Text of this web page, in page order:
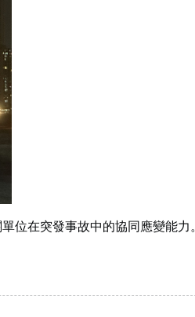
位在突發事故中的協同應變能力。